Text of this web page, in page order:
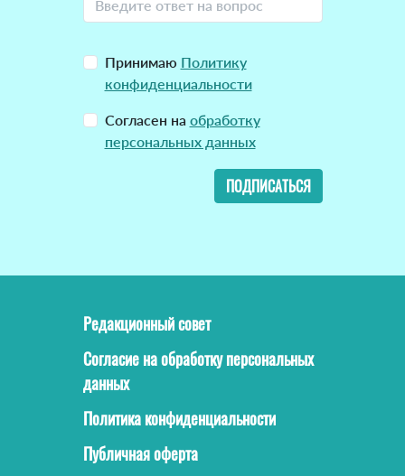
Принимаю Политику
конфиденциальности
Согласен на обработку
персональных данных
ПОДПИСАТЬСЯ
Редакционный совет
Согласие на обработку персональных
данных
Политика конфиденциальности
Публичная оферта